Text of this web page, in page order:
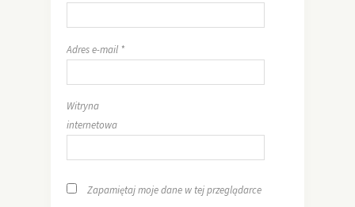
Adres e-mail *
Witryna
internetowa
Zapamiętaj moje dane w tej przeglądarce